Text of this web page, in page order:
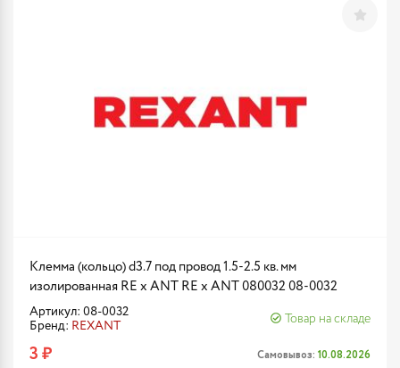
Клемма (кольцо) d3.7 под провод 1.5-2.5 кв. мм
изолированная RE x ANT RE x ANT 080032 08-0032
Артикул: 08-0032
Бренд: REXANT
Товар на складе
3 ₽ Самовывоз: 10.08.2026